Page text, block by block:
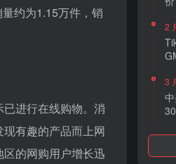
约为1.15万件，销
进行在线购物。消
有趣的产品而上网
的网购用户增长迅
2
3
3